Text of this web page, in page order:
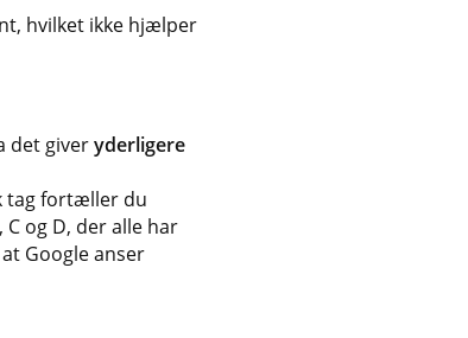
hvilket ikke hjælper
det giveryderligere
tag fortæller du
og D, der alle har
Google anser